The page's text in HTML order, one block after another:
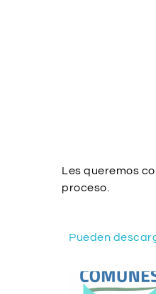
Les queremos
proceso.
Pueden